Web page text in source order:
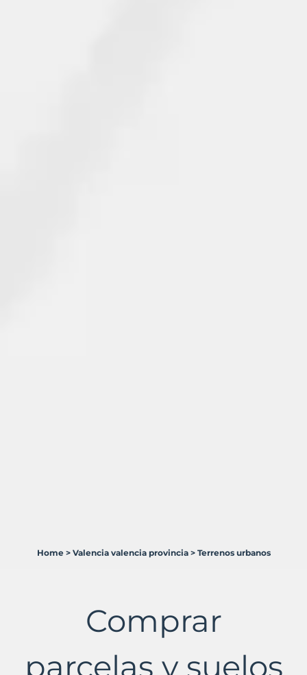
Valencia/València
Murbalands
Home > Valencia valencia provincia > Terrenos urbanos
Comprar
parcelas y suelos